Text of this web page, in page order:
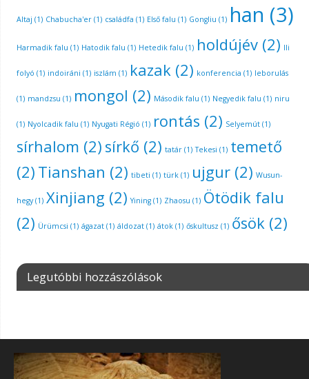
Altaj (1) Chabucha'er(1) családfa (1) Első falu (1) Gongliu (1) han (3)
Harmadik falu (1) Hatodik falu (1) Hetedik falu (1) holdújév(2) Ili
folyó (1) indoiráni (1) iszlám (1) kazak(2) konferencia (1) leborulás
(1) mandzsu (1) mongol (2) Második falu (1) Negyedik falu (1) niru
(1) Nyolcadik falu (1) Nyugati Régió (1) rontás (2) Selyemút(1)
sírhalom (2) sírkő (2) tatár(1) Tekesi (1) temető
(2) Tianshan (2) tibeti (1) türk(1) ujgur(2) Wusun-
hegy(1) Xinjiang (2) Yining(1) Zhaosu (1) Ötödik falu
(2) Ürümcsi (1) ágazat(1) áldozat(1) átok(1) őskultusz (1) ősök(2)
Legutóbbi hozzászólások